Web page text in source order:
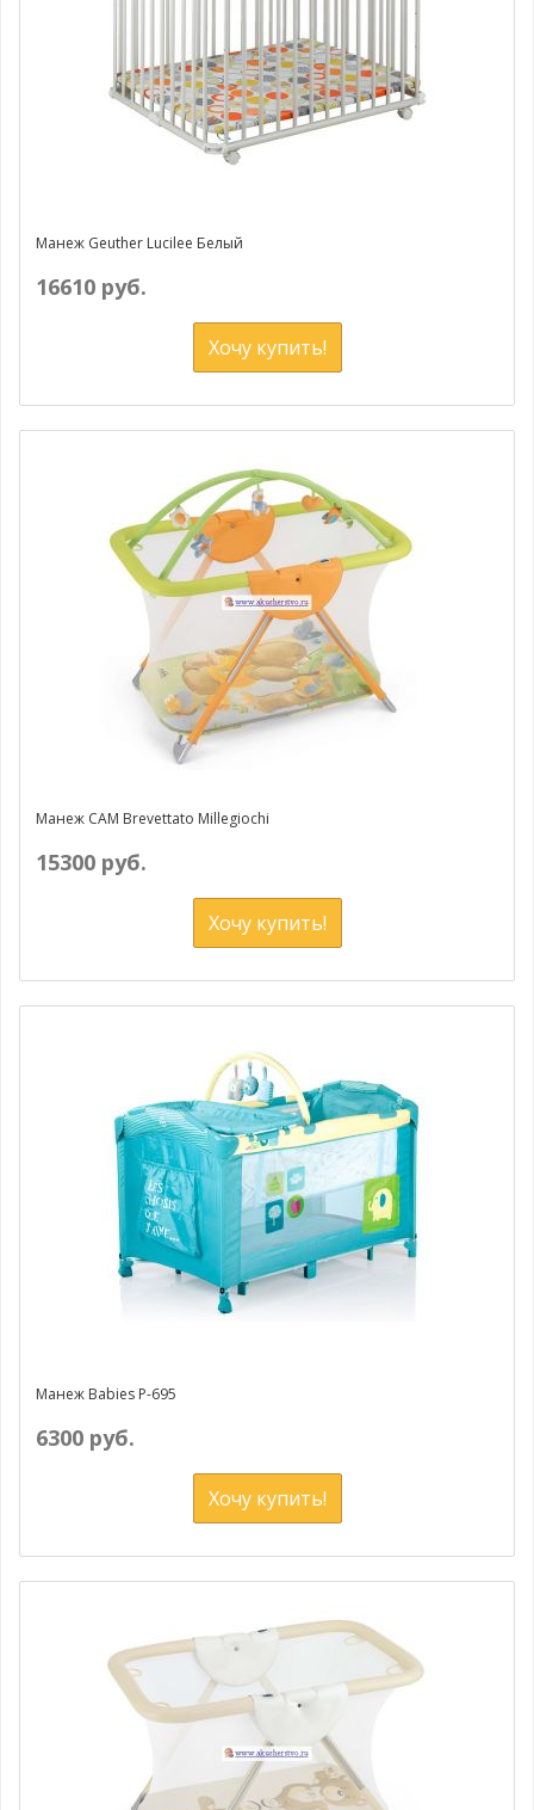
Манеж Geuther Lucilee Белый
16610 руб.
Хочу купить!
Манеж CAM Brevettato Millegiochi
15300 руб.
Хочу купить!
Манеж Babies P-695
6300 руб.
Хочу купить!